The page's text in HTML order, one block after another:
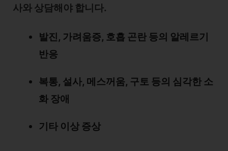
사와 상담해야 합니다.
발진, 가려움증, 호흡 곤란 등의 알레르기
반응
복통, 설사, 메스꺼움, 구토 등의 심각한 소
화 장애
기타 이상 증상